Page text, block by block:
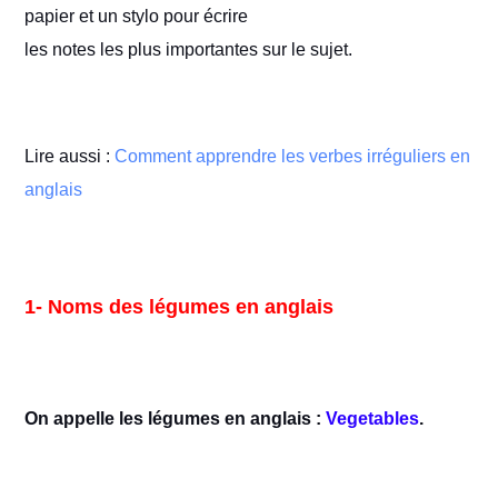
papier et un stylo pour écrire
les notes les plus importantes sur le sujet.
Lire aussi :Comment apprendre les verbes irréguliers en
anglais
1- Noms des légumes en anglais
On appelle les légumes en anglais :Vegetables.